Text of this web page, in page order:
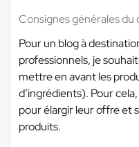
Consignes générales du
Pour un blog à
professionnels, je
mettre en avant les
d’ingrédients). Pour
pour élargir leur offre et
produits.